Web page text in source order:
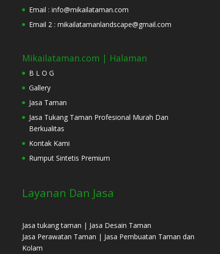
Email : info@mikailataman.com
Email 2 : mikailatamanlandscape@gmail.com
Mikailataman.com | Halaman
B L O G
Gallery
Jasa Taman
Jasa Tukang Taman Profesional Murah Dan
Berkualitas
Kontak Kami
Rumput Sintetis Premium
Layanan Dan Jasa
Jasa tukang taman | Jasa Desain Taman
Jasa Perawatan Taman | Jasa Pembuatan Taman dan
Kolam